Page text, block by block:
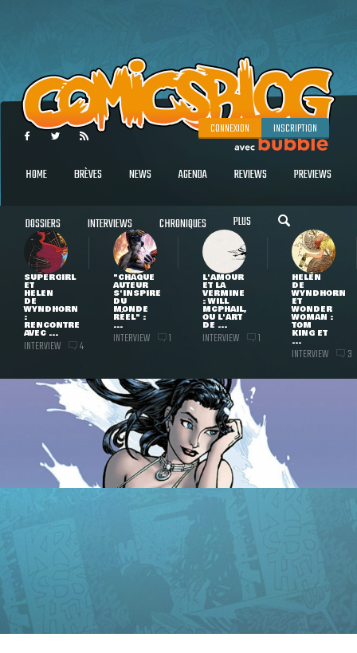
CONNEXION INSCRIPTION
HOME BRÈVES NEWS AGENDA REVIEWS PREVIEWS
DOSSIERS INTERVIEWS CHRONIQUES PLUS
SUPERGIRL
ET
HELEN
DE
WYNDHORN
:
RENCONTRE
AVEC ...
INTERVIEW 4
"CHAQUE
AUTEUR
S'INSPIRE
DU
MONDE
RÉEL" :
...
INTERVIEW 1
L'AMOUR
ET LA
VERMINE
: WILL
MCPHAIL,
OU L'ART
DE ...
INTERVIEW 1
HELEN
DE
WYNDHORN
ET
WONDER
WOMAN :
TOM
KING ET
...
INTERVIEW 3